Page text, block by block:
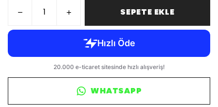
SEPETE EKLE
WHATSAPP